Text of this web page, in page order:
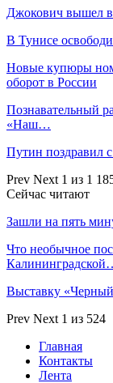
Джокович вышел в
В Тунисе
Новые купюры
оборот в России
Познавательный
«Наш…
Путин поздравил
Prev Next 1 из 1
Сейчас читают
Зашли на пять
Что необычное
Выставку
Prev Next 1 из 524
Главная
Контакты
Лента